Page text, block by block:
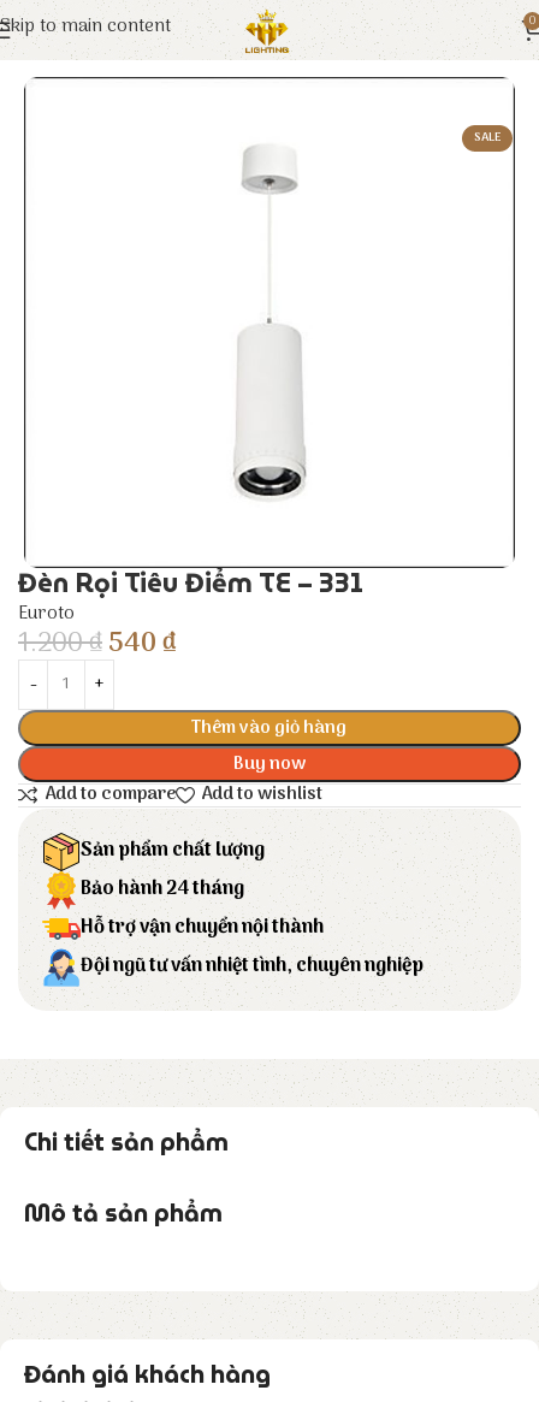
Skip to main content 0
Trang chủ Euroto Đèn LED
SALE
Đèn Rọi Tiêu Điểm TE – 331
Euroto
1.200₫540₫
Thêm vào giỏ hàng
Buy now
Add to compare
Add to wishlist
Sản phẩm chất lượng
Bảo hành 24 tháng
Hỗ trợ vận chuyển nội thành
Đội ngũ tư vấn nhiệt tình, chuyên nghiệp
Chi tiết sản phẩm
Mô tả sản phẩm
Đánh giá khách hàng